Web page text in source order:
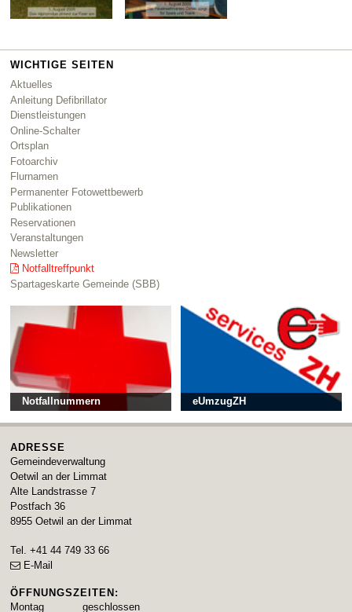
WICHTIGE SEITEN
Aktuelles
Anleitung Defibrillator
Dienstleistungen
Online-Schalter
Ortsplan
Fotoarchiv
Flurnamen
Permanenter Fotowettbewerb
Publikationen
Reservationen
Veranstaltungen
Newsletter
Notfalltreffpunkt
Spartageskarte Gemeinde (SBB)
Notfallnummern eUmzugZH
ADRESSE
Gemeindeverwaltung
Oetwil an der Limmat
Alte Landstrasse 7
Postfach 36
8955 Oetwil an der Limmat
Tel.+41 44 749 33 66
E-Mail
ÖFFNUNGSZEITEN:
Montag
geschlossen